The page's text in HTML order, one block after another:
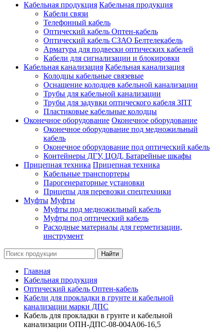
Кабельная продукция Кабельная продукция
Кабели связи
Телефонный кабель
Оптический кабель Оптен-кабель
Оптический кабель СЗАО Белтелекабель
Арматура для подвески оптических кабелей
Кабели для сигнализации и блокировки
Кабельная канализация Кабельная канализация
Колодцы кабельные связевые
Оснащение колодцев кабельной канализации
Трубы для кабельной канализации
Трубы для задувки оптического кабеля ЗПТ
Пластиковые кабельные колодцы
Оконечное оборудование Оконечное оборудование
Оконечное оборудование под медножильный
кабель
Оконечное оборудование под оптический кабель
Контейнеры ДГУ, ЦОД, Батарейные шкафы
Прицепная техника Прицепная техника
Кабельные транспортеры
Парогенераторные установки
Прицепы для перевозки спецтехники
Муфты Муфты
Муфты под медножильный кабель
Муфты под оптический кабель
Расходные материалы для герметизации,
инструмент
Главная
Кабельная продукция
Оптический кабель Оптен-кабель
Кабели для прокладки в грунте и кабельной
канализации марки ДПС
Кабель для прокладки в грунте и кабельной
канализации ОПН-ДПС-08-004А06-16,5